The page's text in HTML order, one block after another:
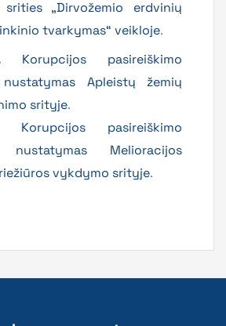
„Dirvožemio erdvinių
tvarkymas“ veikloje.
Korupcijos pasireiškimo
Apleistų žemių
srityje.
Korupcijos pasireiškimo
nustatymas Melioracijos
vykdymo srityje.